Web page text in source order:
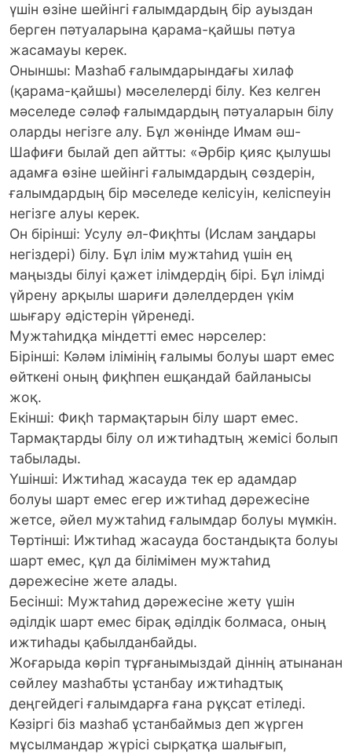
үшін өзіне шейінгі ғалымдардың бір ауыздан
берген пәтуаларына қарама-қайшы пәтуа
жасамауы керек.
Оныншы: Мазһаб ғалымдарындағы хилаф
(қарама-қайшы) мәселелерді білу. Кез келген
мәселеде сәләф ғалымдардың пәтуаларын білу
оларды негізге алу. Бұл жөнінде Имам әш-
Шафиғи былай деп айтты: «Әрбір қияс қылушы
адамға өзіне шейінгі ғалымдардың сөздерін,
ғалымдардың бір мәселеде келісуін, келіспеуін
негізге алуы керек.
Он бірінші: Усулу әл-Фиқһты (Ислам заңдары
негіздері) білу. Бұл ілім мужтаһид үшін ең
маңызды білуі қажет ілімдердің бірі. Бұл ілімді
үйрену арқылы шариғи дәлелдерден үкім
шығару әдістерін үйренеді.
Мужтаһидқа міндетті емес нәрселер:
Бірінші: Кәләм ілімінің ғалымы болуы шарт емес
өйткені оның фиқһпен ешқандай байланысы
жоқ.
Екінші: Фиқһ тармақтарын білу шарт емес.
Тармақтарды білу ол ижтиһадтың жемісі болып
табылады.
Үшінші: Ижтиһад жасауда тек ер адамдар
болуы шарт емес егер ижтиһад дәрежесіне
жетсе, әйел мужтаһид ғалымдар болуы мүмкін.
Төртінші: Ижтиһад жасауда бостандықта болуы
шарт емес, құл да білімімен мужтаһид
дәрежесіне жете алады.
Бесінші: Мужтаһид дәрежесіне жету үшін
әділдік шарт емес бірақ әділдік болмаса, оның
ижтиһады қабылданбайды.
Жоғарыда көріп тұрғанымыздай діннің атынанан
сөйлеу мазһабты ұстанбау ижтиһадтық
деңгейдегі ғалымдарға ғана рұқсат етіледі.
Кәзіргі біз мазһаб ұстанбаймыз деп жүрген
мұсылмандар жүрісі сырқатқа шалығып,